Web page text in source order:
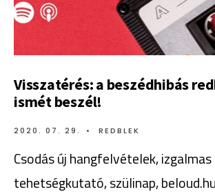
Visszatérés: a beszédhibás
ismét beszél!
2020. 07. 29. • REDBLEK
Csodás új hangfelvételek,
tehetségkutató, szülinap,